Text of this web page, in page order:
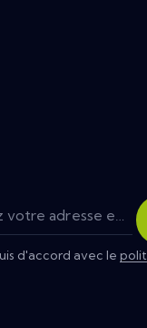
d'accord avec le